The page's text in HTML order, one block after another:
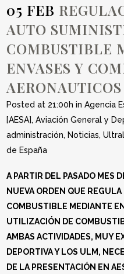
05 FEB
AUTO
COMBUSTIBLE
ENVASES Y
AERONAUTICOS
Posted at 21:00h inAgencia
[AESA],Aviación General y
administración, Noticias,
de España
A PARTIR DEL PASADO MES
NUEVA ORDEN QUE
COMBUSTIBLE MEDIANTE
UTILIZACIÓN DE
AMBAS ACTIVIDADES, MUY
DEPORTIVA Y LOS ULM,
DE LA PRESENTACIÓN EN